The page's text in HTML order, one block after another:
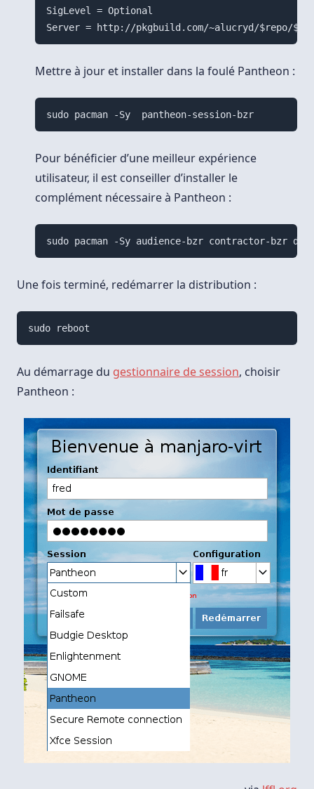
SigLevel = Optional
Mettre à jour et installer dans la foulé Pantheon :
sudo pacman -Sy  pantheon-session-bzr
Pour bénéficier d’une meilleur expérience
utilisateur, il est conseiller d’installer le
complément nécessaire à Pantheon :
Une fois terminé, redémarrer la distribution :
Au démarrage du gestionnaire de session, choisir
Pantheon :